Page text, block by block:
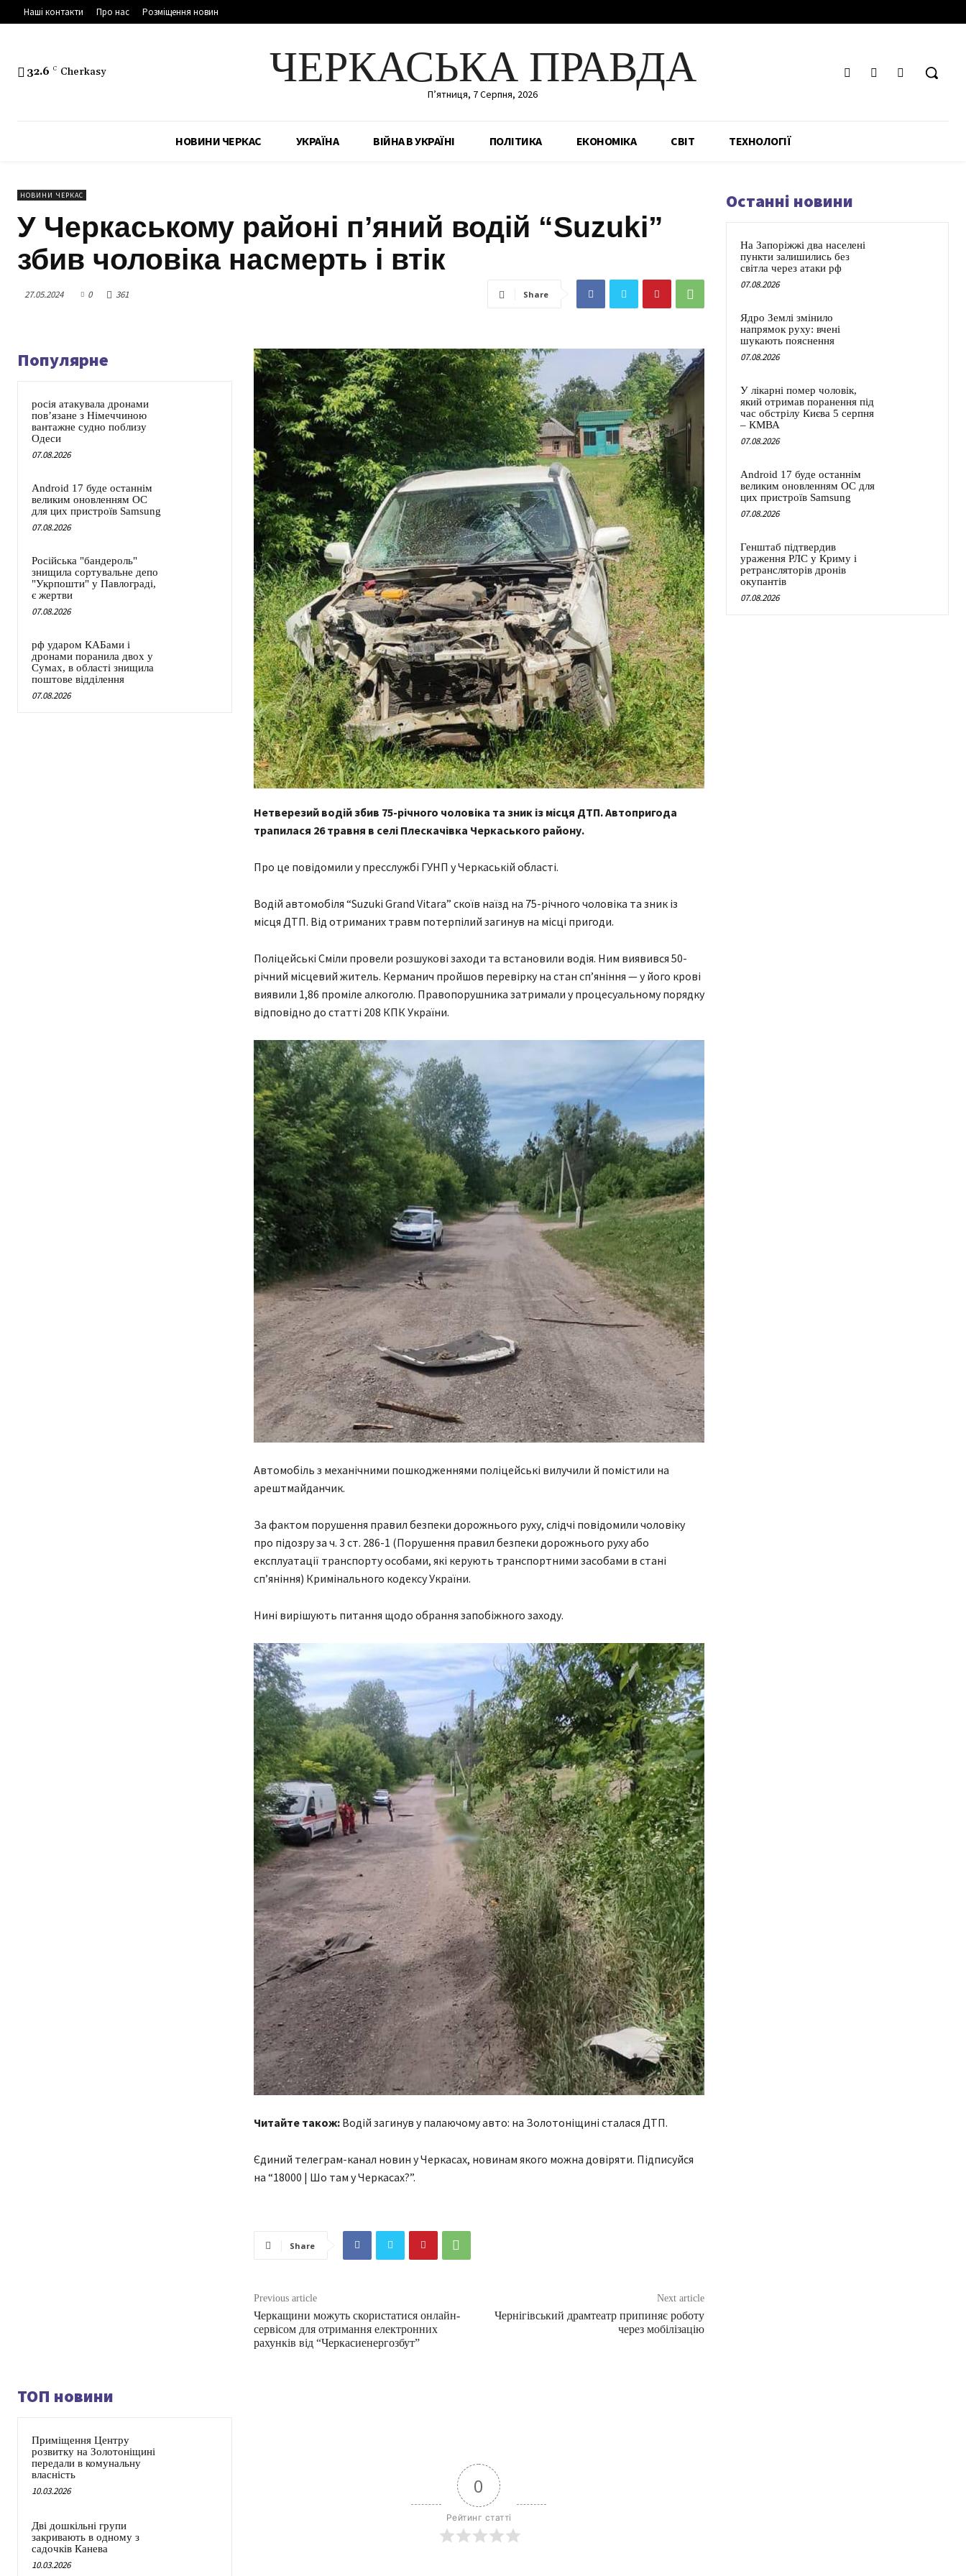
Наші контакти Про нас Розміщення новин
32.6 C Cherkasy ЧЕРКАСЬКА ПРАВДА
П’ятниця, 7 Серпня, 2026
НОВИНИ ЧЕРКАС УКРАЇНА ВІЙНА В УКРАЇНІ ПОЛІТИКА ЕКОНОМІКА СВІТ ТЕХНОЛОГІЇ
НОВИНИ ЧЕРКАС
У Черкаському районі п’яний водій “Suzuki”
збив чоловіка насмерть і втік
27.05.2024 0 361 Share
Популярне
росія атакувала дронами
пов’язане з Німеччиною
вантажне судно поблизу
Одеси
07.08.2026
Android 17 буде останнім
великим оновленням ОС
для цих пристроїв Samsung
07.08.2026
Російська "бандероль"
знищила сортувальне депо
"Укрпошти" у Павлограді,
є жертви
07.08.2026
рф ударом КАБами і
дронами поранила двох у
Сумах, в області знищила
поштове відділення
07.08.2026
Нетверезий водій збив 75-річного чоловіка та зник із місця ДТП. Автопригода
трапилася 26 травня в селі Плескачівка Черкаського району.
Про це повідомили у пресслужбі ГУНП у Черкаській області.
Водій автомобіля “Suzuki Grand Vitara” скоїв наїзд на 75-річного чоловіка та зник із
місця ДТП. Від отриманих травм потерпілий загинув на місці пригоди.
Поліцейські Сміли провели розшукові заходи та встановили водія. Ним виявився 50-
річний місцевий житель. Керманич пройшов перевірку на стан сп’яніння — у його крові
виявили 1,86 проміле алкоголю. Правопорушника затримали у процесуальному порядку
відповідно до статті 208 КПК України.
Автомобіль з механічними пошкодженнями поліцейські вилучили й помістили на
арештмайданчик.
За фактом порушення правил безпеки дорожнього руху, слідчі повідомили чоловіку
про підозру за ч. 3 ст. 286-1 (Порушення правил безпеки дорожнього руху або
експлуатації транспорту особами, які керують транспортними засобами в стані
сп’яніння) Кримінального кодексу України.
Нині вирішують питання щодо обрання запобіжного заходу.
Читайте також:Водій загинув у палаючому авто: на Золотоніщині сталася ДТП.
Єдиний телеграм-канал новин у Черкасах, новинам якого можна довіряти. Підписуйся
на “18000 | Шо там у Черкасах?”.
Share
Previous article
Черкащини можуть скористатися онлайн-
сервісом для отримання електронних
рахунків від “Черкасиенергозбут”
Next article
Чернігівський драмтеатр припиняє роботу
через мобілізацію
ТОП новини
Приміщення Центру
розвитку на Золотоніщині
передали в комунальну
власність
10.03.2026
Дві дошкільні групи
закривають в одному з
садочків Канева
10.03.2026
0
Рейтинг статті
Останні новини
На Запоріжжі два населені
пункти залишились без
світла через атаки рф
07.08.2026
Ядро Землі змінило
напрямок руху: вчені
шукають пояснення
07.08.2026
У лікарні помер чоловік,
який отримав поранення під
час обстрілу Києва 5 серпня
– КМВА
07.08.2026
Android 17 буде останнім
великим оновленням ОС для
цих пристроїв Samsung
07.08.2026
Генштаб підтвердив
ураження РЛС у Криму і
ретрансляторів дронів
окупантів
07.08.2026